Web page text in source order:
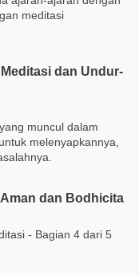
meditasi
dan Undur-
muncul dalam
melenyapkannya,
dan Bodhicita
- Bagian 4 dari 5